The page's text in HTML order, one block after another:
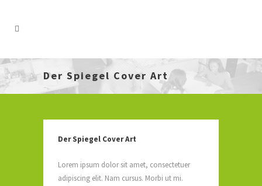
Der Spiegel Cover Art
Der Spiegel Cover Art
Lorem ipsum dolor sit amet, consectetuer
adipiscing elit. Nam cursus. Morbi ut mi.